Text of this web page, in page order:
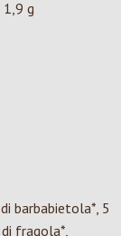
g
barbabietola*, 5
fragola*,